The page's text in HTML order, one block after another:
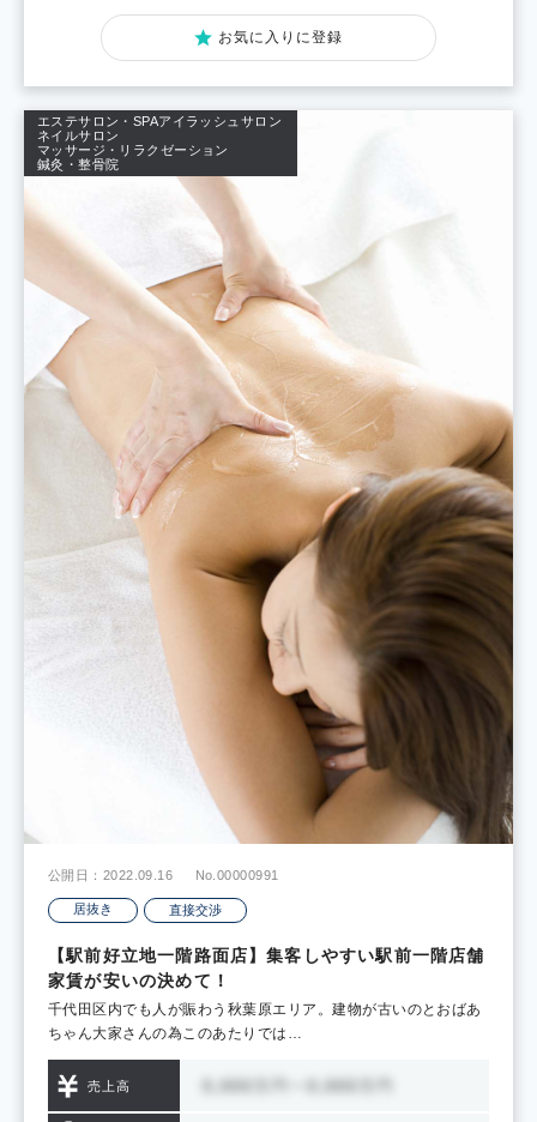
お気に入りに登録
エステサロン・SPAアイラッシュサロン
ネイルサロン
マッサージ・リラクゼーション
鍼灸・整骨院
公開日：2022.09.16 No.00000991
居抜き 直接交渉
【駅前好立地一階路面店】集客しやすい駅前一階店舗
家賃が安いの決めて！
千代田区内でも人が賑わう秋葉原エリア。建物が古いのとおばあ
ちゃん大家さんの為このあたりでは…
売上高